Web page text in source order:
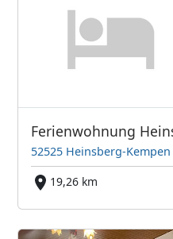
52525 Heinsberg-Kempen
19,26 km